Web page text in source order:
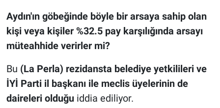
Aydın'ın göbeğinde böyle bir arsaya sahip olan
kişi veya kişiler %32.5 pay karşılığında arsayı
müteahhide verirler mi?
Bu (La Perla) rezidansta belediye yetkilileri ve
İYİ Parti il başkanı ile meclis üyelerinin de
daireleri olduğuiddia ediliyor.